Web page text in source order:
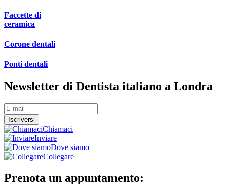
Faccette di
ceramica
Corone dentali
Ponti dentali
Newsletter di Dentista italiano a Londra
Chiamaci
Inviare
Dove siamo
Collegare
Prenota un appuntamento: